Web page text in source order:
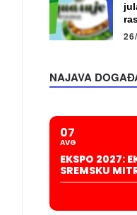
NAJAVA
07
AVG
EKSPO 2027:
SREMSKU